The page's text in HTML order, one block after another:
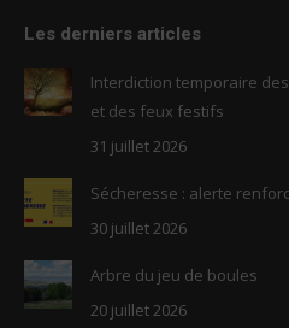
opens
in
new
opens
new
window
Les derniers articles
Interdiction temporaire
et des feux festifs
31 juillet 2026
Sécheresse : alerte
30 juillet 2026
Arbre du jeu de boules
20 juillet 2026